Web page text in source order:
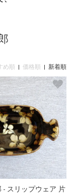
め順 | 価格順 | 新着順
- スリップウェア 片